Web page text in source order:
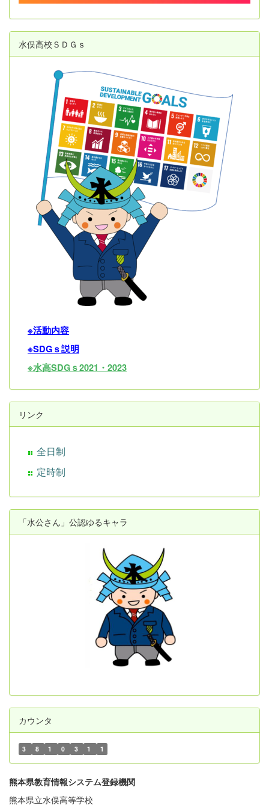
水俣高校ＳＤＧｓ
※活動内容
※SDGｓ説明
※水高SDGｓ2021・2023
リンク
全日制
定時制
「水公さん」公認ゆるキャラ
カウンタ
3 8 1 0 3 1 1
熊本県教育情報システム登録機関
熊本県立水俣高等学校